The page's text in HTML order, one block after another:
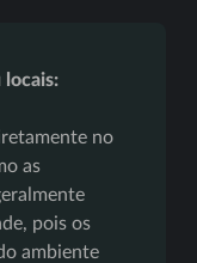
locais:
no
as
pois os
ambiente